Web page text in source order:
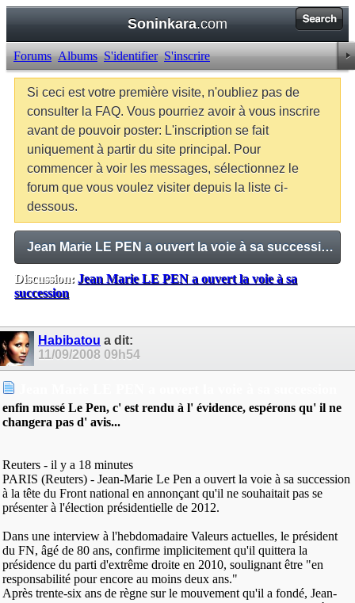
Soninkara.com
Forums Albums S'identifier S'inscrire
Si ceci est votre première visite, n'oubliez pas de
consulter la FAQ. Vous pourriez avoir à vous inscrire
avant de pouvoir poster: L'inscription se fait
uniquement à partir du site principal. Pour
commencer à voir les messages, sélectionnez le
forum que vous voulez visiter depuis la liste ci-
dessous.
Jean Marie LE PEN a ouvert la voie à sa succession
Discussion: Jean Marie LE PEN a ouvert la voie à sa
succession
Habibatou a dit:
11/09/2008 09h54
enfin mussé Le Pen, c' est rendu à l' évidence, espérons qu' il ne
changera pas d' avis...
Reuters - il y a 18 minutes
PARIS (Reuters) - Jean-Marie Le Pen a ouvert la voie à sa succession
à la tête du Front national en annonçant qu'il ne souhaitait pas se
présenter à l'élection présidentielle de 2012.
Dans une interview à l'hebdomadaire Valeurs actuelles, le président
du FN, âgé de 80 ans, confirme implicitement qu'il quittera la
présidence du parti d'extrême droite en 2010, soulignant être "en
responsabilité pour encore au moins deux ans."
Après trente-six ans de règne sur le mouvement qu'il a fondé, Jean-